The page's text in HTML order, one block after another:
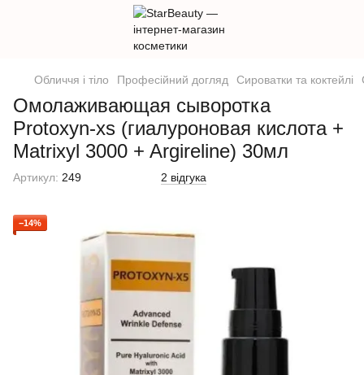
Обличчя і тіло Професійний догляд Сироватки та коктейлі
Омолаживающая сыворотка
Protoxyn-xs (гиалуроновая кислота +
Matrixyl 3000 + Argireline) 30мл
Артикул: 249 2 відгука
−14%